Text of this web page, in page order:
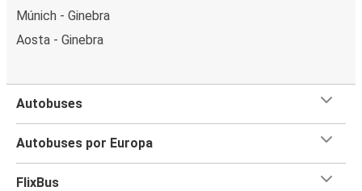
Múnich - Ginebra
Aosta - Ginebra
Autobuses
Autobuses por Europa
FlixBus